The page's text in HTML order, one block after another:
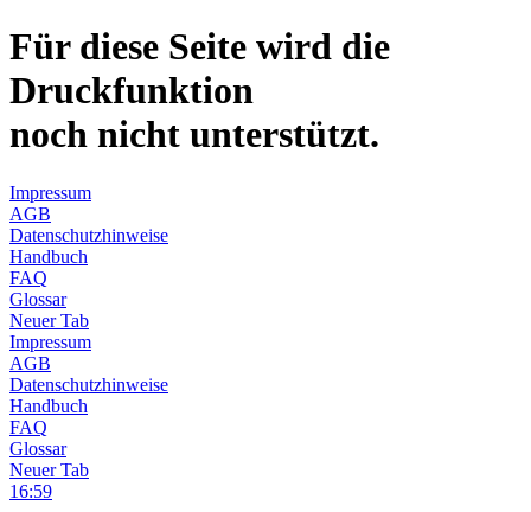
Für diese Seite wird die
Druckfunktion
noch nicht unterstützt.
Impressum
AGB
Datenschutzhinweise
Handbuch
FAQ
Glossar
Neuer Tab
Impressum
AGB
Datenschutzhinweise
Handbuch
FAQ
Glossar
Neuer Tab
16:59